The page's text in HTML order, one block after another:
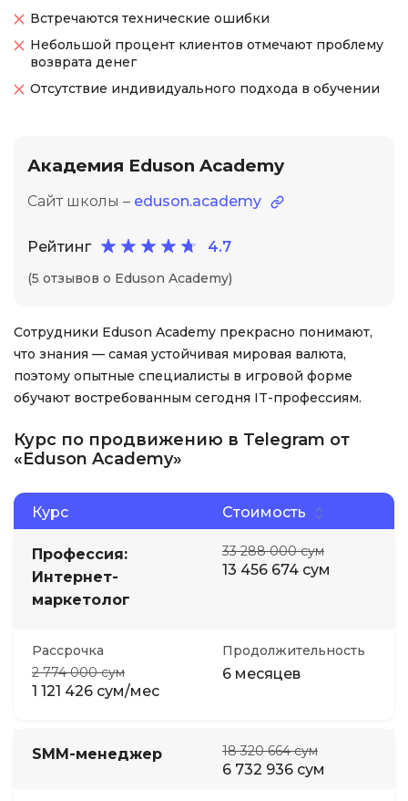
Встречаются технические ошибки
Небольшой процент клиентов отмечают проблему
возврата денег
Отсутствие индивидуального подхода в обучении
Академия Eduson Academy
Сайт школы – eduson.academy
Рейтинг 4.7
(5 отзывов о Eduson Academy)
Сотрудники Eduson Academy прекрасно понимают,
что знания — самая устойчивая мировая валюта,
поэтому опытные специалисты в игровой форме
обучают востребованным сегодня IT-профессиям.
Курс по продвижению в Telegram от
«Eduson Academy»
Курс Стоимость
Профессия:
Интернет-
маркетолог
33 288 000 сум
13 456 674 сум
Рассрочка
2 774 000 сум
1 121 426 сум/мес
Продолжительность
6 месяцев
SMM-менеджер 18 320 664 сум
6 732 936 сум